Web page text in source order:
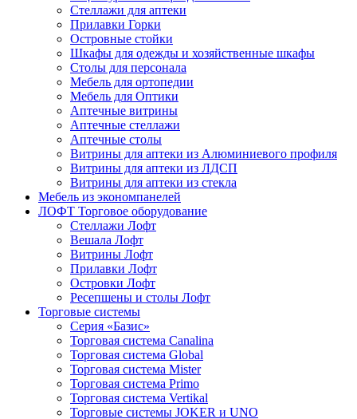
Стеллажи для аптеки
Прилавки Горки
Островные стойки
Шкафы для одежды и хозяйственные шкафы
Столы для персонала
Мебель для ортопедии
Мебель для Оптики
Аптечные витрины
Аптечные стеллажи
Аптечные столы
Витрины для аптеки из Алюминиевого профиля
Витрины для аптеки из ЛДСП
Витрины для аптеки из стекла
Мебель из экономпанелей
ЛОФТ Торговое оборудование
Стеллажи Лофт
Вешала Лофт
Витрины Лофт
Прилавки Лофт
Островки Лофт
Ресепшены и столы Лофт
Торговые системы
Серия «Базис»
Торговая система Canalina
Торговая система Global
Торговая система Mister
Торговая система Primo
Торговая система Vertikal
Торговые системы JOKER и UNO